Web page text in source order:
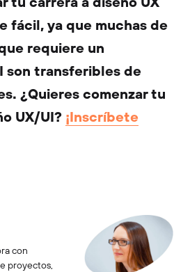
fácil, ya que muchas de
requiere un
son transferibles de
¿Quieres comenzar tu
UX/UI? ¡Inscríbete
con
proyectos,